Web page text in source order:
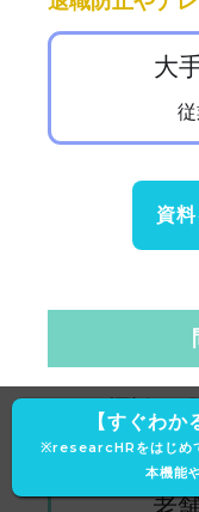
大
資
メール/電話での
類似問い合わ
【すぐわ
※researcHRをはじめ
本機能